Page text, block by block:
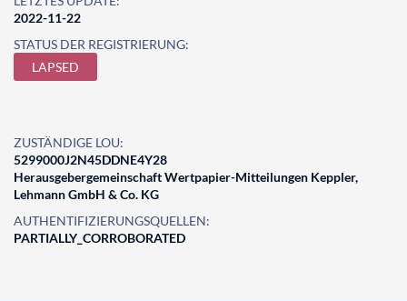
2022-11-22
STATUS DER REGISTRIERUNG:
LAPSED
ZUSTÄNDIGE LOU:
5299000J2N45DDNE4Y28
Herausgebergemeinschaft Wertpapier-Mitteilungen Keppler,
Lehmann GmbH & Co. KG
AUTHENTIFIZIERUNGSQUELLEN:
PARTIALLY_CORROBORATED